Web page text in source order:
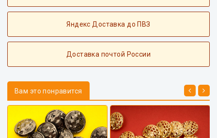
Яндекс Доставка до ПВЗ
Доставка почтой России
Вам это понравится